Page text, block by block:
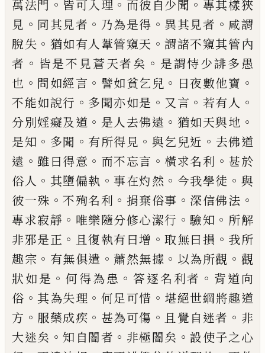
萬法門 。 皆可入理 。 而彼自少聞 。 專其樣狹
見 。 同其見者 。 乃為是得 。 異其見者 。 咸謂
脫失 。 猶如有人葦管窺天 。謂諸不窺其管內
者 。 皆是不見蒼天者矣 。 是謂恃少誹多愚
也 。 問如經言 。 譬如貧乞兒 。 日夜數他寶 。
不能如說行 。 多聞亦如是 。 又言 。 若有人 。
分別婬癡及道 。 是人去佛遠 。 猶如天與地 。
是知 。 多聞 。 有所得見 。 與乞兒近 。 去佛道
遠 。雖曰得意 。 而不忘言 。 橫求名利 。 甚於
俗人 。 其墮偏執 。事在灼然 。 今我學徒 。 與
彼一殊 。不殉名利 。 捐棄俗事 。 深信佛法 。
專求寂靜 。 唯樂隨分修心潔行 。驗知 。 所解
非邪是正 。 且復執有曰增 。取無曰損 。 我所
趣宗 。 有無俱遣 。蕭然無據 。 以為所觀 。 觀
狀如是 。何得為患 。答逐名利者 。 背道向
俗 。其為失理 。 何足可惜 。 堪絕世綱將趣道
方 。 服藥成疾 。 甚為可傷 。 且覺自迷者 。 非
大迷矣 。知自闇者 。 非極闇矣 。設使子之心